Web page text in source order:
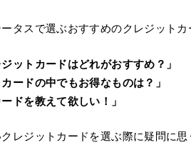
タスで選ぶおすすめのクレジットカ
ットカードはどれがおすすめ？」
ードの中でもお得なものは？」
ドを教えて欲しい！」
レジットカードを選ぶ際に疑問に思